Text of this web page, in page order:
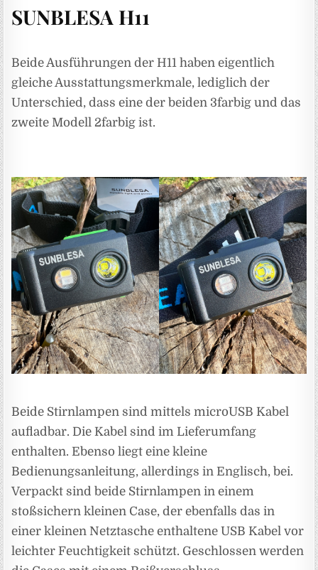
SUNBLESA H11
Beide Ausführungen der H11 haben eigentlich
gleiche Ausstattungsmerkmale, lediglich der
Unterschied, dass eine der beiden 3farbig und das
zweite Modell 2farbig ist.
Beide Stirnlampen sind mittels microUSB Kabel
aufladbar. Die Kabel sind im Lieferumfang
enthalten. Ebenso liegt eine kleine
Bedienungsanleitung, allerdings in Englisch, bei.
Verpackt sind beide Stirnlampen in einem
stoßsichern kleinen Case, der ebenfalls das in
einer kleinen Netztasche enthaltene USB Kabel vor
leichter Feuchtigkeit schützt. Geschlossen werden